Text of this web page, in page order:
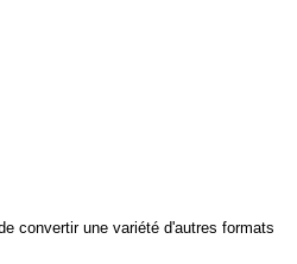
convertir une variété d'autres formats